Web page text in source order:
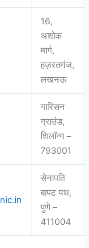
16,
अशोक
मार्ग,
हज़रतगंज,
लखनऊ
गारिसन
ग्राउंड,
शिलॉन्ग –
793001
सेनापति
बापट पथ,
पुणे –
411004